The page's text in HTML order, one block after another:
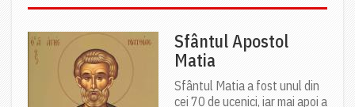
Sfântul Apostol
Matia
Sfântul Matia a fost unul din
cei 70 de ucenici, iar mai apoi a